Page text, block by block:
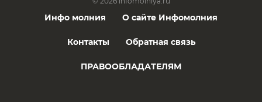
Инфо молния О сайте Инфомолния
Контакты Обратная связь
ПРАВООБЛАДАТЕЛЯМ